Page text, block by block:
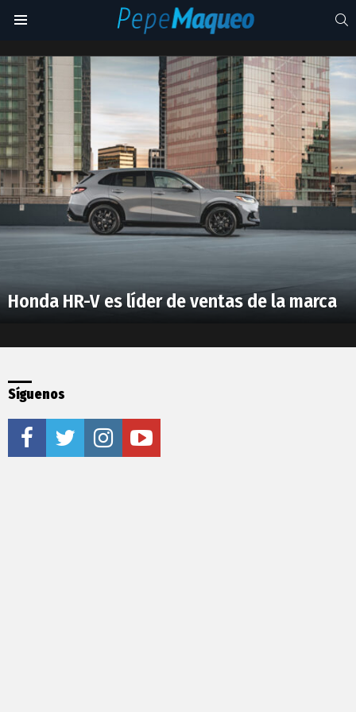
Honda
Civiv
Latest
stories
Honda HR-V es líder de ventas de la marca
Síguenos
facebooktwitter instagramyoutube